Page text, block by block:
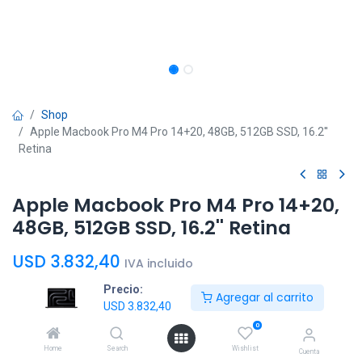
Precio:
USD 3.832,40
Agregar al carrito
Home Search
0
Wishlist Cuenta
Shop
Apple Macbook Pro M4 Pro 14+20, 48GB, 512GB SSD, 16.2''
Retina
Apple Macbook Pro M4 Pro 14+20,
48GB, 512GB SSD, 16.2'' Retina
USD 3.832,40 IVA incluido
Agregar al Comprar